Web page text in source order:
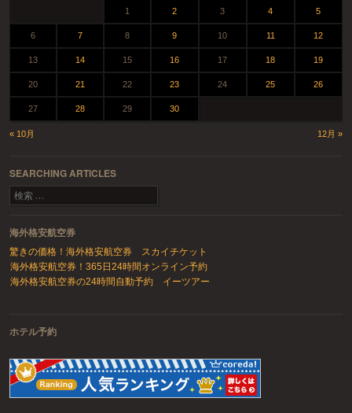
« 10月 12月 »
1 2 3 4 5
6 7 8 9 10 11 12
13 14 15 16 17 18 19
20 21 22 23 24 25 26
27 28 29 30
SEARCHING ARTICLES
検索
海外格安航空券
驚きの価格！海外格安航空券 スカイチケット
海外格安航空券！365日24時間オンライン予約
海外格安航空券の24時間自動予約 イーツアー
ホテル予約